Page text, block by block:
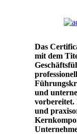
Das
mit dem
und
vorbereitet.
und